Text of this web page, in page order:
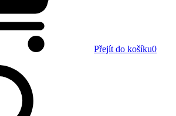
Přejít do košíku0